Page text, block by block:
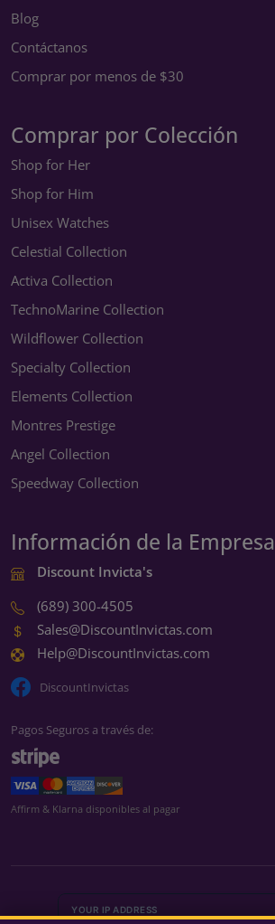
Blog
Contáctanos
Comprar por menos de $30
Comprar por Colección
Shop for Her
Shop for Him
Unisex Watches
Celestial Collection
Activa Collection
TechnoMarine Collection
Wildflower Collection
Specialty Collection
Elements Collection
Montres Prestige
Angel Collection
Speedway Collection
Información de la Empresa
Discount Invicta's
(689) 300-4505
Sales@DiscountInvictas.com
Help@DiscountInvictas.com
DiscountInvictas
Pagos Seguros a través de:
Affirm & Klarna disponibles al pagar
We're currently closed
Back Monday at 9:00 AM ET